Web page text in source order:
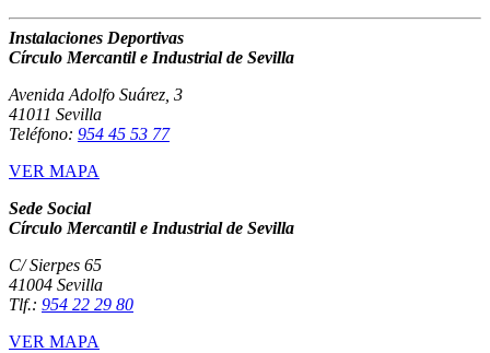
Instalaciones Deportivas
Círculo Mercantil e Industrial de Sevilla
Avenida Adolfo Suárez, 3
41011 Sevilla
Teléfono: 954 45 53 77
VER MAPA
Sede Social
Círculo Mercantil e Industrial de Sevilla
C/ Sierpes 65
41004 Sevilla
Tlf.: 954 22 29 80
VER MAPA